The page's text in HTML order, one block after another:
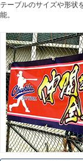
テーブルのサイズや形状
能。